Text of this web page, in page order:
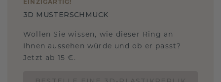
EINZIGARTIG !
3D MUSTERSCHMUCK
Wollen Sie wissen, wie dieser Ring an
Ihnen aussehen würde und ob er passt?
Jetzt ab 15 €.